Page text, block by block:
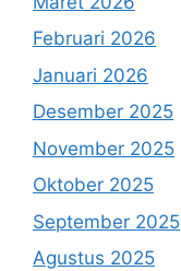
Februari 2026
Januari 2026
Desember 2025
November 2025
Oktober 2025
September 2025
Agustus 2025